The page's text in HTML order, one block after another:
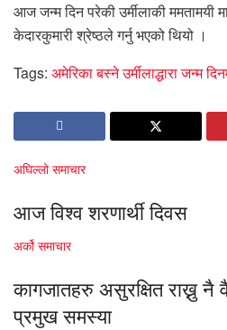
आज जन्म दिन परेकी उर्मीलाकी ममतामयी
केदारकुमारी श्रेष्ठले गर्नु भएको थियो ।
Tags: अमेरिका बस्ने उर्मीलाद्धारा जन्म
अघिल्लो समाचार
आज विश्व शरणार्थी दिवस
अर्को समाचार
कागजातहरु असुरक्षित राख्नु नै
प्रमुख समस्या